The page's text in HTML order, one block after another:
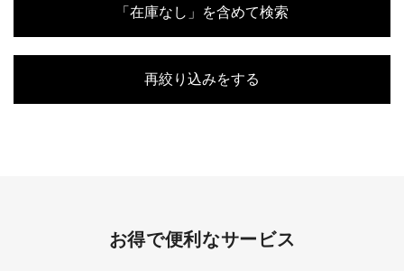
「在庫なし」を含めて検索
再絞り込みをする
お得で便利なサービス